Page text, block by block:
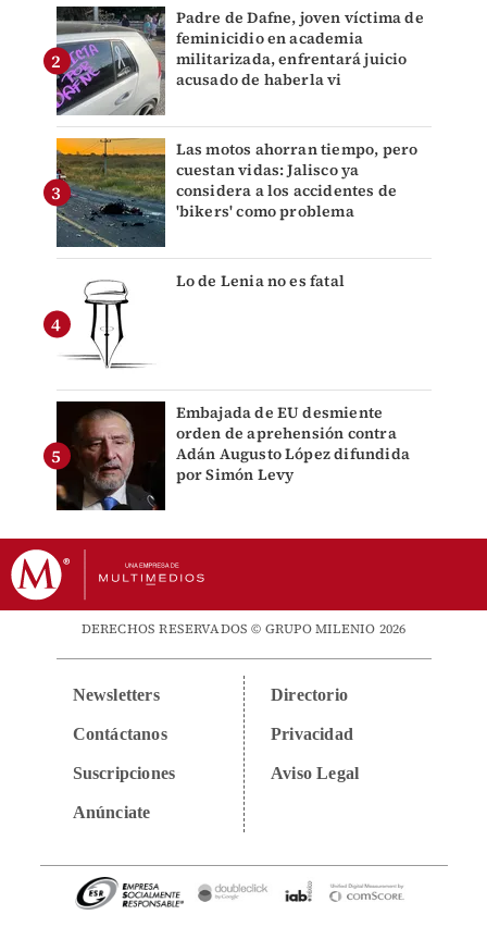
Padre de Dafne, joven víctima de
feminicidio en academia
militarizada, enfrentará juicio
acusado de haberla vi
Las motos ahorran tiempo, pero
cuestan vidas: Jalisco ya
considera a los accidentes de
'bikers' como problema
Lo de Lenia no es fatal
Embajada de EU desmiente
orden de aprehensión contra
Adán Augusto López difundida
por Simón Levy
DERECHOS RESERVADOS © GRUPO MILENIO 2026
Newsletters
Contáctanos
Suscripciones
Anúnciate
Directorio
Privacidad
Aviso Legal